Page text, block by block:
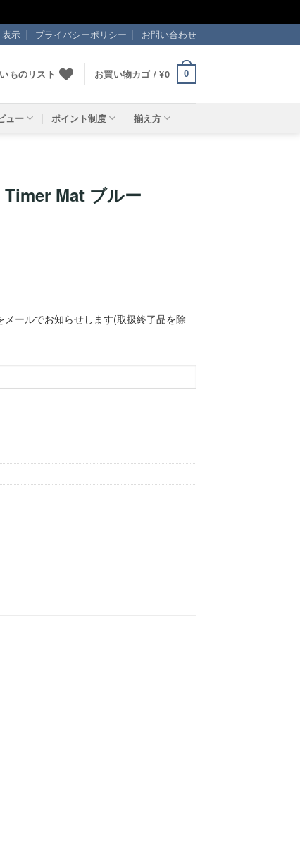
示 プライバシーポリシー お問い合わせ
ものリスト お買い物カゴ /¥0 0
ュー ポイント制度 揃え方
Mat ブルー
ールでお知らせします(取扱終了品を除